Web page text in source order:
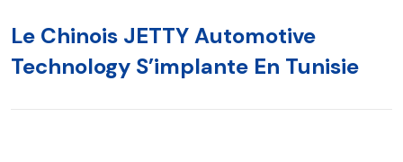
Le Chinois JETTY Automotive
Technology S’implante En Tunisie